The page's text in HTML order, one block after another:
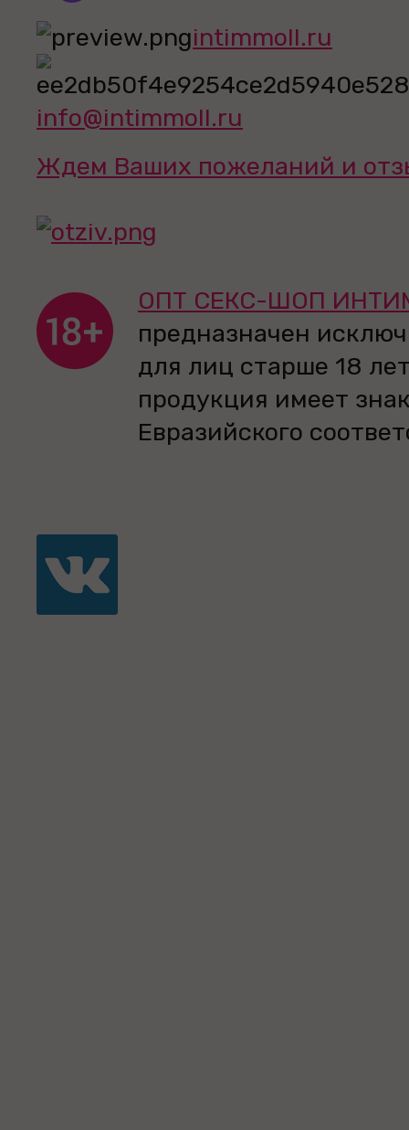
intimmoll.ru
info@intimmoll.ru
Ждем Ваших пожеланий и
ОПТ СЕКС-ШОП
предназначен
для лиц старше 18
продукция имеет
Евразийского